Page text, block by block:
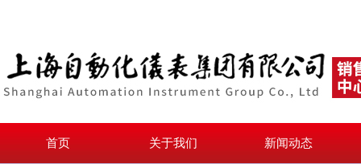
首页 关于我们 新闻动态